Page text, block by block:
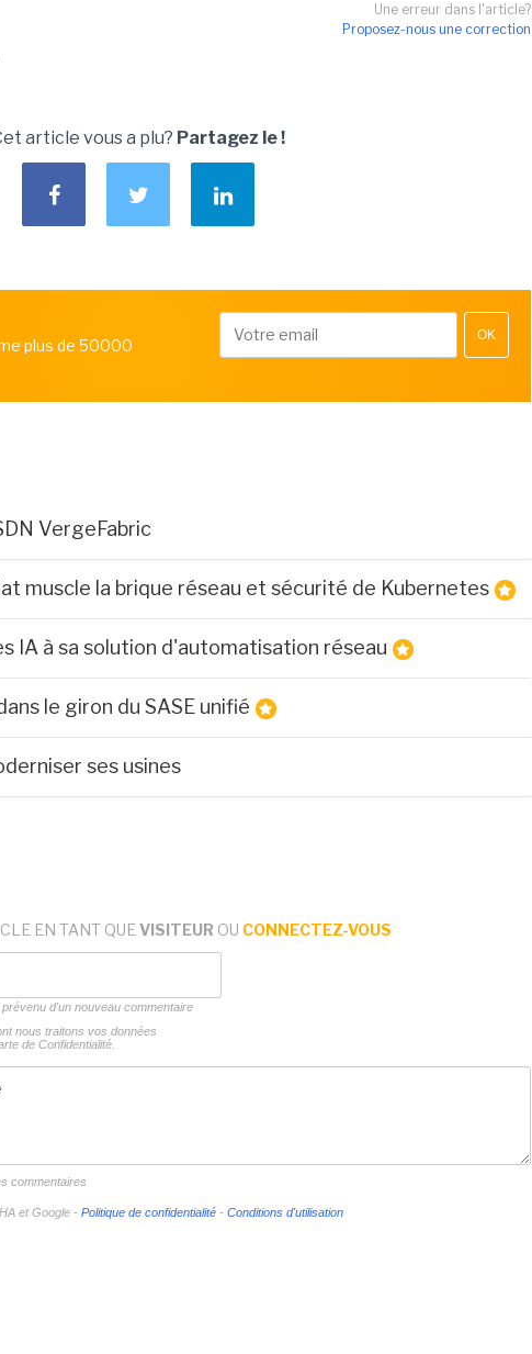
Une erreur dans l'article?
Proposez-nous une correction
article vous a plu? Partagez le !
plus de 50000
OK
VergeFabric
muscle la brique réseau et sécurité de Kubernetes
IA à sa solution d'automatisation réseau
le giron du SASE unifié
ses usines
EN TANT QUE VISITEUR OU CONNECTEZ-VOUS
d'un nouveau commentaire
nous traitons vos données
de Confidentialité.
commentaires
et Google - Politique de confidentialité - Conditions d'utilisation